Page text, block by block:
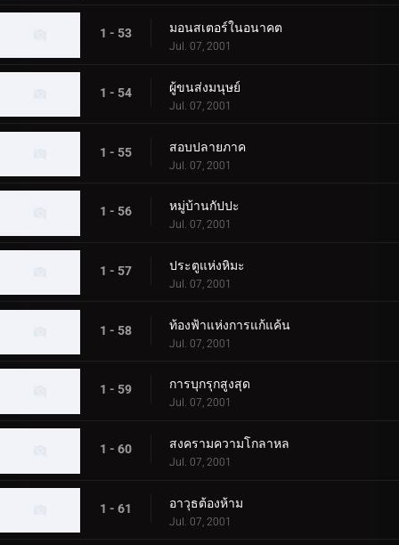
1 - 53 มอนสเตอร์ในอนาคต
Jul. 07, 2001
1 - 54 ผู้ขนส่งมนุษย์
Jul. 07, 2001
1 - 55 สอบปลายภาค
Jul. 07, 2001
1 - 56 หมู่บ้านกัปปะ
Jul. 07, 2001
1 - 57 ประตูแห่งหิมะ
Jul. 07, 2001
1 - 58 ท้องฟ้าแห่งการแก้แค้น
Jul. 07, 2001
1 - 59 การบุกรุกสูงสุด
Jul. 07, 2001
1 - 60 สงครามความโกลาหล
Jul. 07, 2001
1 - 61 อาวุธต้องห้าม
Jul. 07, 2001